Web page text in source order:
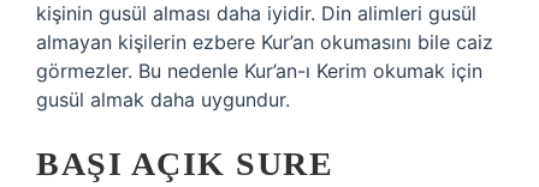
kişinin gusül alması daha iyidir. Din alimleri gusül
almayan kişilerin ezbere Kur’an okumasını bile caiz
görmezler. Bu nedenle Kur’an-ı Kerim okumak için
gusül almak daha uygundur.
BAŞI AÇIK SURE